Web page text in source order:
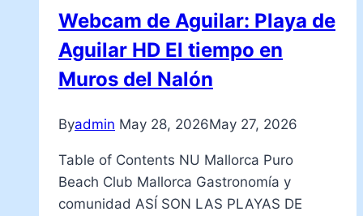
Webcam de Aguilar: Playa de
Aguilar HD El tiempo en
Muros del Nalón
Byadmin May 28, 2026May 27, 2026
Table of Contents NU Mallorca Puro
Beach Club Mallorca Gastronomía y
comunidad ASÍ SON LAS PLAYAS DE